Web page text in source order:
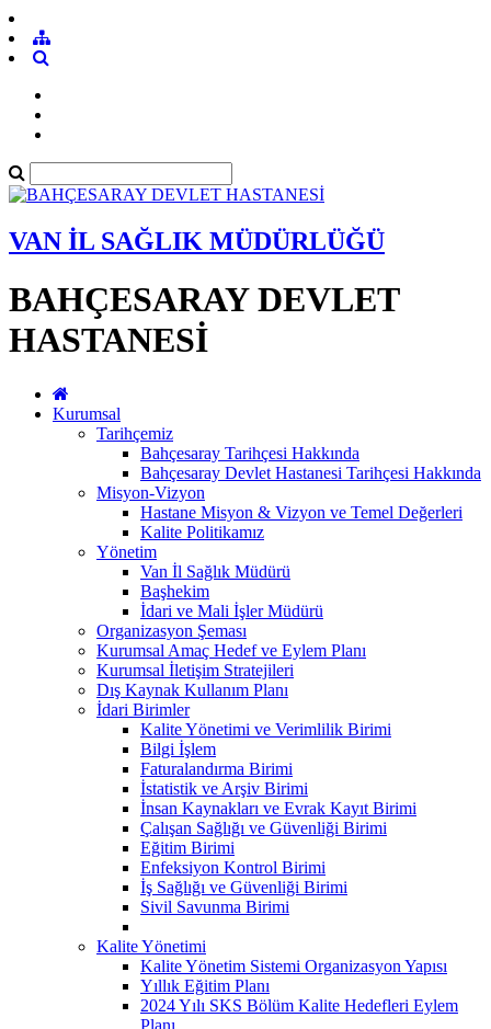
VAN İL SAĞLIK MÜDÜRLÜĞÜ
BAHÇESARAY DEVLET
HASTANESİ
Kurumsal
Tarihçemiz
Bahçesaray Tarihçesi Hakkında
Bahçesaray Devlet Hastanesi Tarihçesi Hakkında
Misyon-Vizyon
Hastane Misyon & Vizyon ve Temel Değerleri
Kalite Politikamız
Yönetim
Van İl Sağlık Müdürü
Başhekim
İdari ve Mali İşler Müdürü
Organizasyon Şeması
Kurumsal Amaç Hedef ve Eylem Planı
Kurumsal İletişim Stratejileri
Dış Kaynak Kullanım Planı
İdari Birimler
Kalite Yönetimi ve Verimlilik Birimi
Bilgi İşlem
Faturalandırma Birimi
İstatistik ve Arşiv Birimi
İnsan Kaynakları ve Evrak Kayıt Birimi
Çalışan Sağlığı ve Güvenliği Birimi
Eğitim Birimi
Enfeksiyon Kontrol Birimi
İş Sağlığı ve Güvenliği Birimi
Sivil Savunma Birimi
Kalite Yönetimi
Kalite Yönetim Sistemi Organizasyon Yapısı
Yıllık Eğitim Planı
2024 Yılı SKS Bölüm Kalite Hedefleri Eylem
Planı